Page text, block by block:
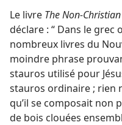
Le livre The Non-
déclare : “ Dans le grec
nombreux livres du
moindre phrase
stauros utilisé pour
stauros ordinaire ; rien
qu’il se composait non
de bois clouées